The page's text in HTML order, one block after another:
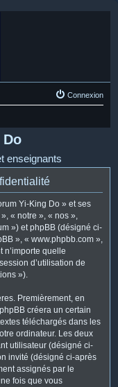
Connexion
enseignants
Yi-King Do » et ses
« notre », « nos »,
») et phpBB (désigné ci-
», « www.phpbb.com »,
n’importe quelle
d’utilisation de
»).
Premièrement, en
créera un certain
téléchargés dans les
ordinateur. Les deux
utilisateur (désigné ci-
invité (désigné ci-après
assignés par le
fois que vous